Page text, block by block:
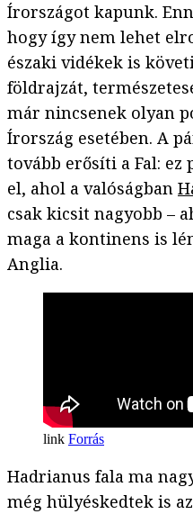
Írországot kapunk.
hogy így nem lehet
északi vidékek is
földrajzát,
már nincsenek olyan
Írország esetében. A
tovább erősíti a Fal:
el, ahol a valóságban
csak kicsit nagyobb –
maga a kontinens is
Anglia.
Forrás
Hadrianus fala ma
még hülyéskedtek is